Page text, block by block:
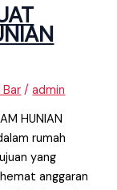
Bar /admin
HUNIAN
rumah
yang
anggaran